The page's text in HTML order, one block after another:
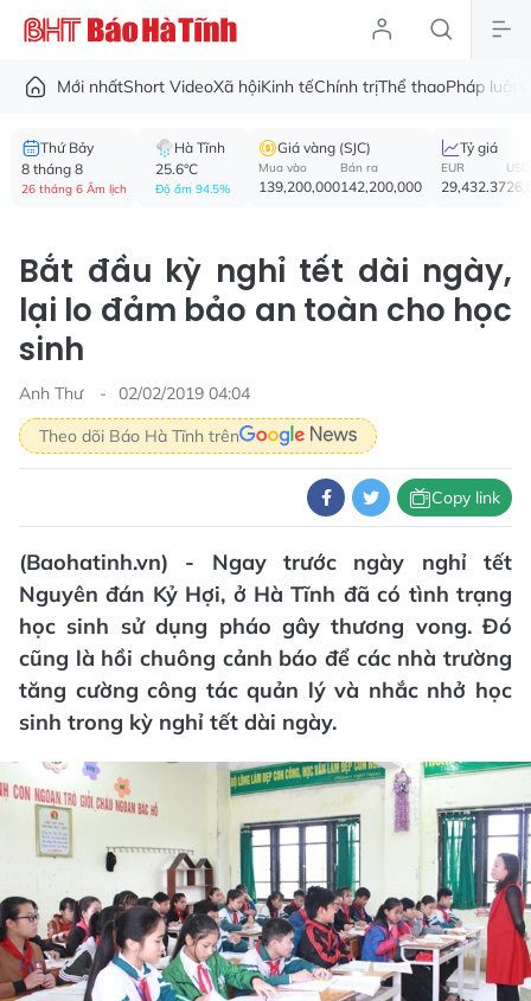
Mới nhấtShort VideoXã hộiKinh tếChính trịThể thaoPháp luật
Thứ Bảy
8 tháng 8
26 tháng 6 Âm lịch
Hà Tĩnh
25.6°C
Độ ẩm 94.5%
Giá vàng (SJC)
Mua vào
139,200,000
Bán ra
142,200,000
Tỷ giá
EUR
29,432.37
USD
Bắt đầu kỳ nghỉ tết dài ngày,
lại lo đảm bảo an toàn cho học
sinh
Anh Thư
02/02/2019 04:04
Theo dõi Báo Hà Tĩnh trên
Copy link
(Baohatinh.vn) - Ngay trước ngày nghỉ tết
Nguyên đán Kỷ Hợi, ở Hà Tĩnh đã có tình trạng
học sinh sử dụng pháo gây thương vong. Đó
cũng là hồi chuông cảnh báo để các nhà trường
tăng cường công tác quản lý và nhắc nhở học
sinh trong kỳ nghỉ tết dài ngày.